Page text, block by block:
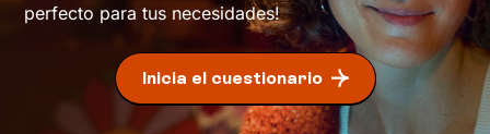
perfecto para tus necesidades!
Inicia el cuestionario